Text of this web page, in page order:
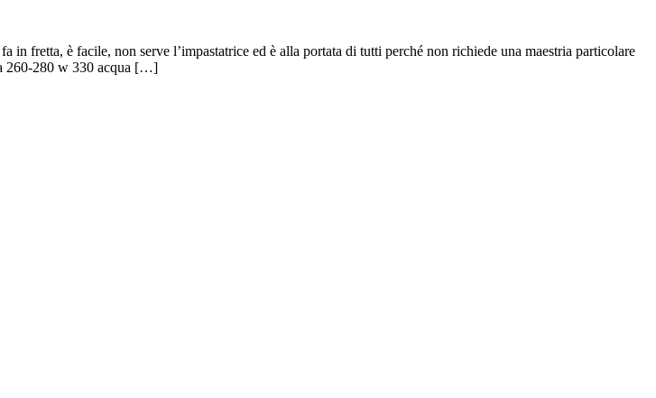
fretta, è facile, non serve l’impastatrice ed è alla portata di tutti perché non richiede una maestria particolare
260-280 w 330 acqua […]